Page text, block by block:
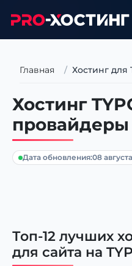
Главная Хостинг для
Хостинг
провайдеры
Дата обновления:08
Топ-12 лучших
для сайта на